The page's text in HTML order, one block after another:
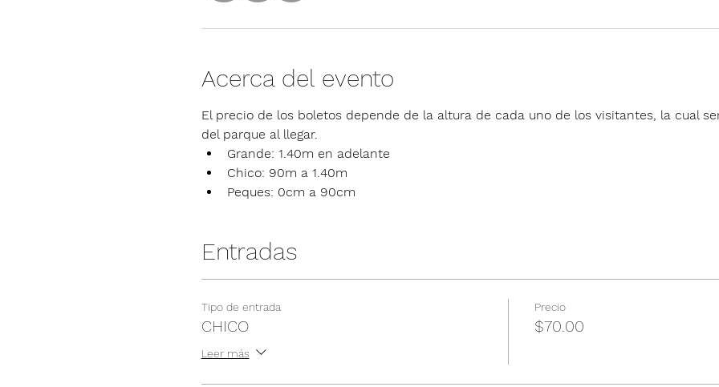
Acerca del evento
El precio de los boletos depende de la altura de cada uno de los visitantes, la cual
del parque al llegar.
Grande: 1.40m en adelante
Chico: 90m a 1.40m
Peques: 0cm a 90cm
Entradas
Tipo de entrada
CHICO
Leer más
Precio
$70.00